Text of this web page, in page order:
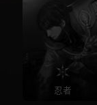
忍者